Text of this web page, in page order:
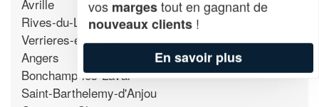
Avrille
Rives-du-Loir-en-Anjou
Verrieres-en-Anjou
Angers
Bonchamp-les-Laval
Saint-Barthelemy-d'Anjou
vos margestout en gagnant de
nouveaux clients !
En savoir plus